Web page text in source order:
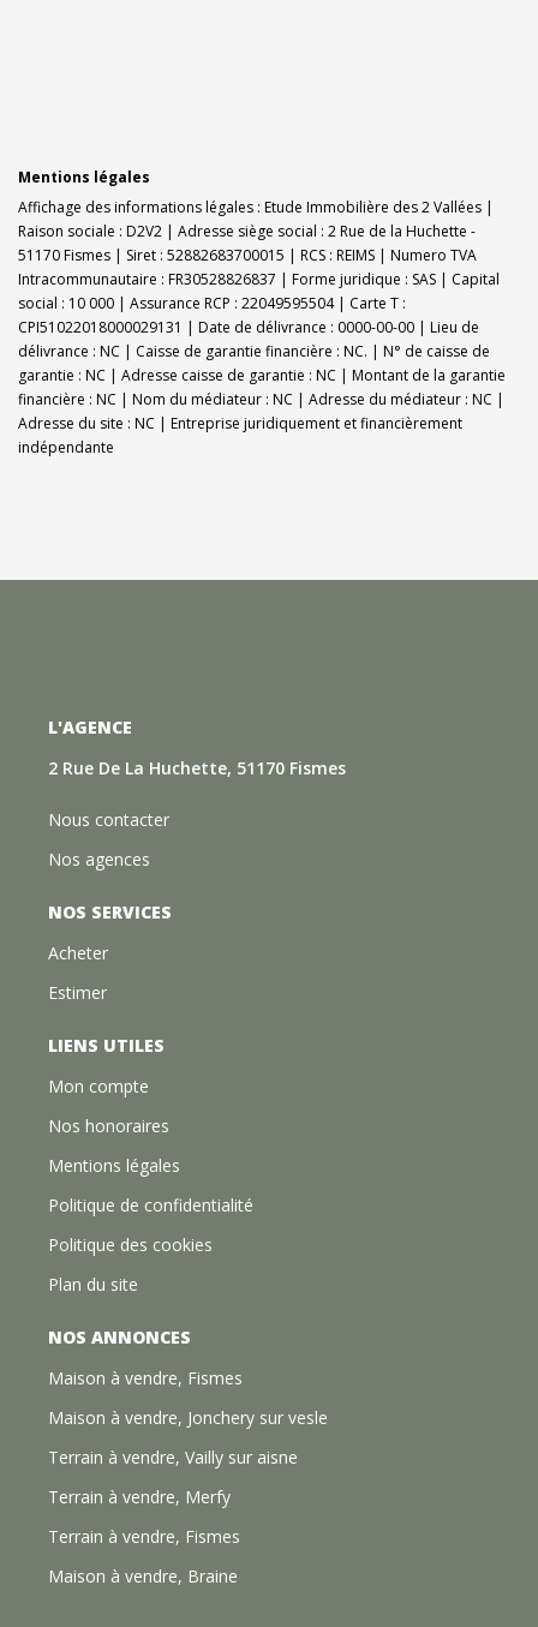
Mentions légales
Affichage des informations légales : Etude Immobilière des 2 Vallées |
Raison sociale : D2V2 | Adresse siège social : 2 Rue de la Huchette -
51170 Fismes | Siret : 52882683700015 | RCS : REIMS | Numero TVA
Intracommunautaire : FR30528826837 | Forme juridique : SAS | Capital
social : 10 000 | Assurance RCP : 22049595504 | Carte T :
CPI51022018000029131 | Date de délivrance : 0000-00-00 | Lieu de
délivrance : NC | Caisse de garantie financière : NC. | N° de caisse de
garantie : NC | Adresse caisse de garantie : NC | Montant de la garantie
financière : NC | Nom du médiateur : NC | Adresse du médiateur : NC |
Adresse du site : NC | Entreprise juridiquement et financièrement
indépendante
L'AGENCE
2 Rue De La Huchette, 51170 Fismes
Nous contacter
Nos agences
NOS SERVICES
Acheter
Estimer
LIENS UTILES
Mon compte
Nos honoraires
Mentions légales
Politique de confidentialité
Politique des cookies
Plan du site
NOS ANNONCES
Maison à vendre, Fismes
Maison à vendre, Jonchery sur vesle
Terrain à vendre, Vailly sur aisne
Terrain à vendre, Merfy
Terrain à vendre, Fismes
Maison à vendre, Braine